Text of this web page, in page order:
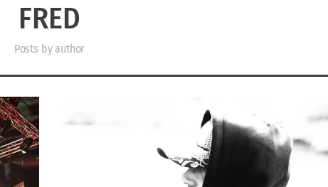
FRED
Posts by author